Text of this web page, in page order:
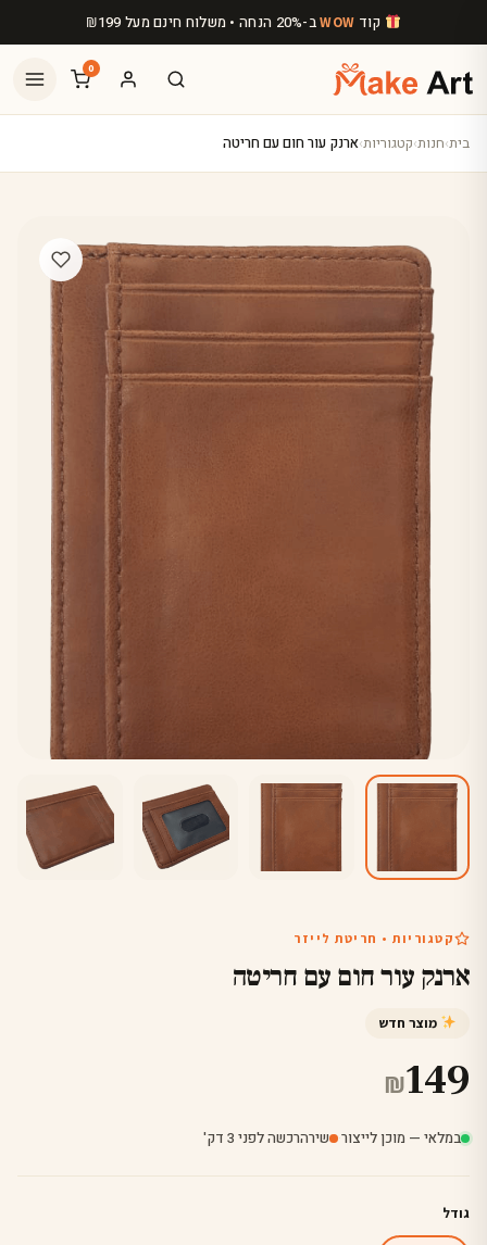
דלג לתוכן הראשי קוד WOWב-20% הנחה • משלוח חינם מעל ₪199
0
בית›חנות›קטגוריות›ארנק עור חום עם חריטה
קטגוריות • חריטת לייזר
ארנק עור חום עם חריטה
מוצר חדש
₪149
במלאי — מוכן לייצור· שירהרכשה לפני 3 דק'
גודל